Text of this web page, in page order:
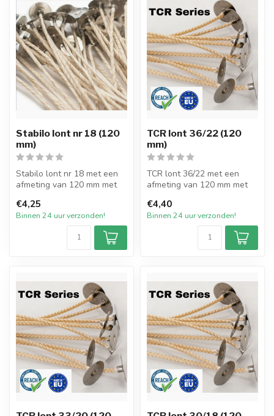
Stabilo lont nr 18 (120
mm)
Stabilo lont nr 18 met een
afmeting van 120 mm met
verpakt p...
€4,25
Binnen 24 uur verzonden!
TCR lont 36/22 (120
mm)
TCR lont 36/22 met een
afmeting van 120 mm met
verpakt per 2...
€4,40
Binnen 24 uur verzonden!